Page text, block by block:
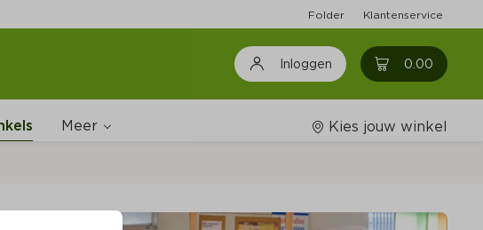
Folder Klantenservice
Inloggen 0.00 0
Meer Kies jouw winkel